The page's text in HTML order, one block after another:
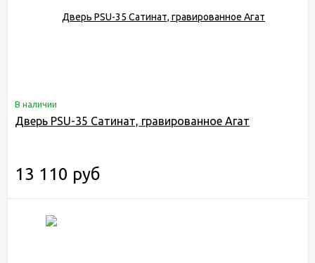
В наличии
Дверь PSU-35 Сатинат, гравированное Агат
13 110 руб